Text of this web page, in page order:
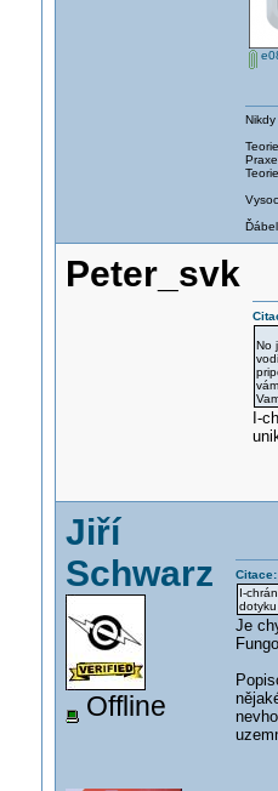
Peter_svk
No
I-
Jiří
Schwarz
Offline
I-
Je